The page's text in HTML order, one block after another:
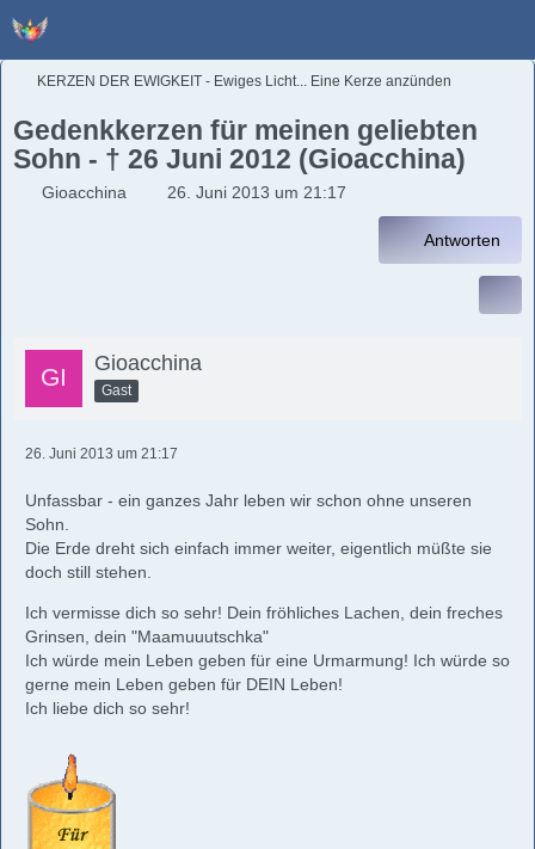
KERZEN DER EWIGKEIT - Ewiges Licht... Eine Kerze anzünden
Gedenkkerzen für meinen geliebten
Sohn - † 26 Juni 2012 (Gioacchina)
Gioacchina 26. Juni 2013 um 21:17
Antworten
Gioacchina
Gast
26. Juni 2013 um 21:17
Unfassbar - ein ganzes Jahr leben wir schon ohne unseren
Sohn.
Die Erde dreht sich einfach immer weiter, eigentlich müßte sie
doch still stehen.
Ich vermisse dich so sehr! Dein fröhliches Lachen, dein freches
Grinsen, dein "Maamuuutschka"
Ich würde mein Leben geben für eine Urmarmung! Ich würde so
gerne mein Leben geben für DEIN Leben!
Ich liebe dich so sehr!